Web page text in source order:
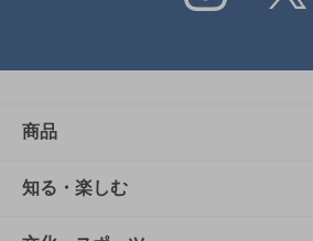
商品
商品TOP
知る・楽しむ